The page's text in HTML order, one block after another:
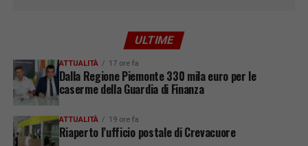
ULTIME
ATTUALITÀ 17 ore fa
Dalla Regione Piemonte 330 mila euro per le
caserme della Guardia di Finanza
ATTUALITÀ 19 ore fa
Riaperto l’ufficio postale di Crevacuore